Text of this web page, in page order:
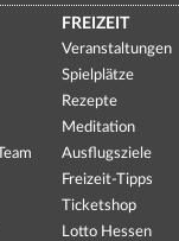
FREIZEIT
Veranstaltungen
Spielplätze
Rezepte
Meditation
Ausflugsziele
Freizeit-Tipps
Ticketshop
Lotto Hessen